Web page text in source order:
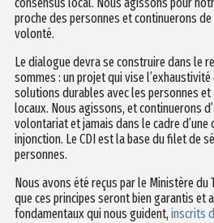
proche des personnes et continuerons
volonté.
Le dialogue devra se construire dans le
sommes : un projet qui vise
solutions durables avec les personnes
locaux. Nous agissons, et continuerons
volontariat et jamais dans le cadre d’une
injonction. Le CDI est la base du filet de
personnes.
Nous avons été reçus par le Ministère
que ces principes seront bien garantis et
fondamentaux qui nous guident, inscrits